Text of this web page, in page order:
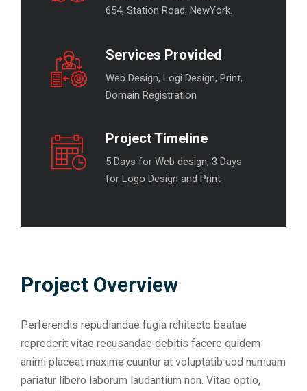
654, Station Road, NewYork.
Services Provided
Web Design, Logi Design, Print,
Domain Registration
Project Timeline
5 Days for Web design, 3 Days
for Logo Design and Print
Project Overview
Perferendis repudiandae fugia rchitecto beatae
reprederit vitae recusandae debitis facere quidem
animi placeat maxime cuuntur at voluptatib uod numuam
pariatur libero laborum laudantium non. Vitae optio,